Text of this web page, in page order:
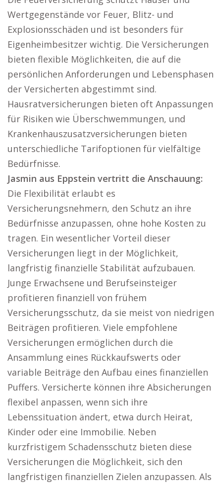
Wertgegenstände vor Feuer, Blitz- und
Explosionsschäden und ist besonders für
Eigenheimbesitzer wichtig. Die Versicherungen
bieten flexible Möglichkeiten, die auf die
persönlichen Anforderungen und Lebensphasen
der Versicherten abgestimmt sind.
Hausratversicherungen bieten oft Anpassungen
für Risiken wie Überschwemmungen, und
Krankenhauszusatzversicherungen bieten
unterschiedliche Tarifoptionen für vielfältige
Bedürfnisse.
Jasmin aus Eppstein vertritt die Anschauung:
Die Flexibilität erlaubt es
Versicherungsnehmern, den Schutz an ihre
Bedürfnisse anzupassen, ohne hohe Kosten zu
tragen. Ein wesentlicher Vorteil dieser
Versicherungen liegt in der Möglichkeit,
langfristig finanzielle Stabilität aufzubauen.
Junge Erwachsene und Berufseinsteiger
profitieren finanziell von frühem
Versicherungsschutz, da sie meist von niedrigen
Beiträgen profitieren. Viele empfohlene
Versicherungen ermöglichen durch die
Ansammlung eines Rückkaufswerts oder
variable Beiträge den Aufbau eines finanziellen
Puffers. Versicherte können ihre Absicherungen
flexibel anpassen, wenn sich ihre
Lebenssituation ändert, etwa durch Heirat,
Kinder oder eine Immobilie. Neben
kurzfristigem Schadensschutz bieten diese
Versicherungen die Möglichkeit, sich den
langfristigen finanziellen Zielen anzupassen. Als